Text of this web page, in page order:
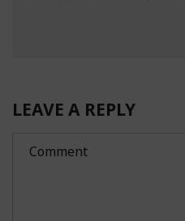
LEAVE A REPLY